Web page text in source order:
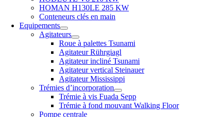
HOMAN H130LE 285 KW
Conteneurs clés en main
Equipements
Agitateurs
Roue à palettes Tsunami
Agitateur Rührgiagl
Agitateur incliné Tsunami
Agitateur vertical Steinauer
Agitateur Mississippi
Trémies d’incorporation
Trémie à vis Fuada Sepp
Trémie à fond mouvant Walking Floor
Pompe centrale